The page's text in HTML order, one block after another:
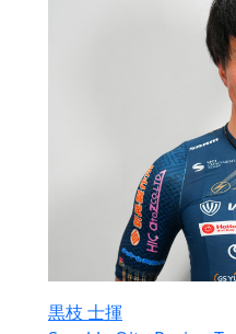
黒枝 士揮